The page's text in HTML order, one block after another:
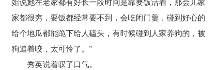
家都很穷，要饭都经常要不到，会吃闭门羹，碰到好心的
给个地瓜都能跪下给人磕头，有时候碰到人家养狗的，被
狗追着咬，太可怜了。”
秀英说着叹了口气。